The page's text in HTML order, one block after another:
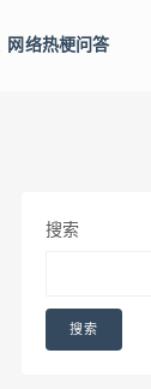
网络热梗问答
搜索
搜索